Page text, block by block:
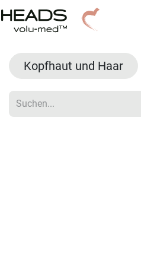
Zum Inhalt springen
Kopfhaut und Haar